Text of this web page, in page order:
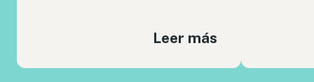
Leer más